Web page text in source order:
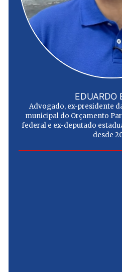
EDUARDO
Advogado, ex-presidente
municipal do Orçamento
federal e ex-deputado
desde